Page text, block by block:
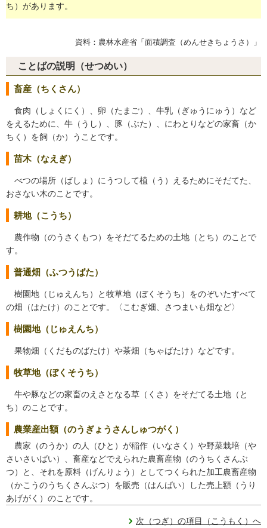
ち）があります。
資料：農林水産省「面積調査（めんせきちょうさ）」
ことばの説明（せつめい）
畜産（ちくさん）
食肉（しょくにく）、卵（たまご）、牛乳（ぎゅうにゅう）など
をえるために、牛（うし）、豚（ぶた）、にわとりなどの家畜（か
ちく）を飼（か）うことです。
苗木（なえぎ）
べつの場所（ばしょ）にうつして植（う）えるためにそだてた、
おさない木のことです。
耕地（こうち）
農作物（のうさくもつ）をそだてるための土地（とち）のことで
す。
普通畑（ふつうばた）
樹園地（じゅえんち）と牧草地（ぼくそうち）をのぞいたすべて
の畑（はたけ）のことです。〈こむぎ畑、さつまいも畑など〉
樹園地（じゅえんち）
果物畑（くだものばたけ）や茶畑（ちゃばたけ）などです。
牧草地（ぼくそうち）
牛や豚などの家畜のえさとなる草（くさ）をそだてる土地（と
ち）のことです。
農業産出額（のうぎょうさんしゅつがく）
農家（のうか）の人（ひと）が稲作（いなさく）や野菜栽培（や
さいさいばい）、畜産などでえられた農畜産物（のうちくさんぶ
つ）と、それを原料（げんりょう）としてつくられた加工農畜産物
（かこうのうちくさんぶつ）を販売（はんばい）した売上額（うり
あげがく）のことです。
次（つぎ）の項目（こうもく）へ